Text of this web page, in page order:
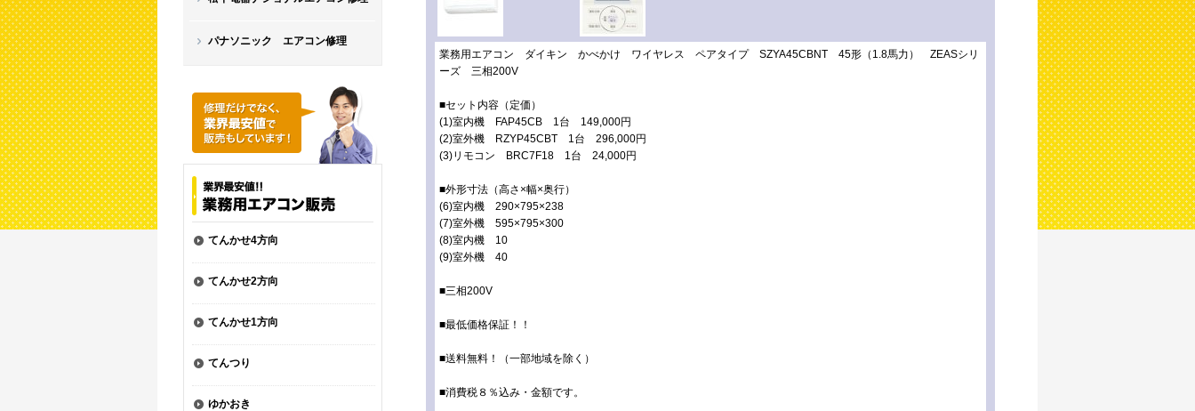
パナソニック エアコン修理
てんかせ4方向
てんかせ2方向
てんかせ1方向
てんつり
ゆかおき
業務用エアコン ダイキン かべかけ ワイヤレス ペアタイプ SZYA45CBNT 45形（1.8馬力） ZEASシリ
ーズ 三相200V
■セット内容（定価）
(1)室内機 FAP45CB 1台 149,000円
(2)室外機 RZYP45CBT 1台 296,000円
(3)リモコン BRC7F18 1台 24,000円
■外形寸法（高さ×幅×奥行）
(6)室内機 290×795×238
(7)室外機 595×795×300
(8)室内機 10
(9)室外機 40
■三相200V
■最低価格保証！！
■送料無料！（一部地域を除く）
■消費税８％込み・金額です。